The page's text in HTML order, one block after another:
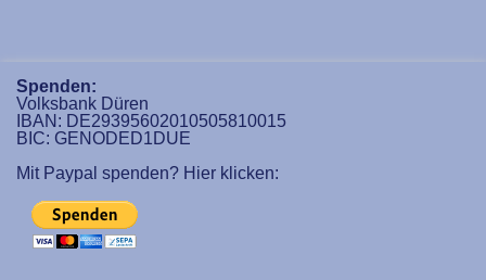
Spenden:
Volksbank Düren
IBAN: DE29395602010505810015
BIC: GENODED1DUE
Mit Paypal spenden? Hier klicken: